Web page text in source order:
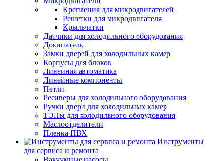
Крепления для микродвигателей
Решетки для микродвигателя
Крыльчатки
Датчики для холодильного оборудования
Докипатель
Замки дверей для холодильных камер
Корпусы для блоков
Линейная автоматика
Линейные компоненты
Петли
Ресиверы для холодильного оборудования
Ручки двери для холодильных камер
ТЭНы для холодильного оборудования
Маслоотделители
Пленка ПВХ
Инструменты
для сервиса и ремонта
Вакуумные насосы